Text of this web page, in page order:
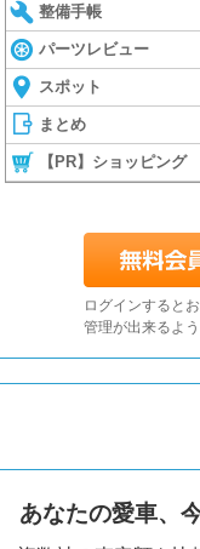
整備手帳
パーツレビュー
スポット
まとめ
【PR】ショッピング
ログインすると
管理が出来るよ
あなたの愛車、